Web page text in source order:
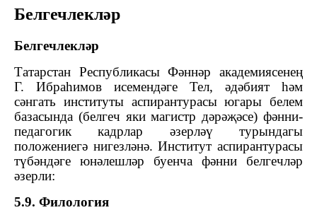
Белгечлекләр
Белгечлекләр
Татарстан Республикасы Фәннәр академиясенең
Г. Ибраһимов исемендәге Тел, әдәбият һәм
сәнгать институты аспирантурасы югары белем
базасында (белгеч яки магистр дәрәҗәсе) фәнни-
педагогик кадрлар әзерләү турындагы
положениегә нигезләнә. Институт аспирантурасы
түбәндәге юнәлешләр буенча фәнни белгечләр
әзерли:
5.9. Филология